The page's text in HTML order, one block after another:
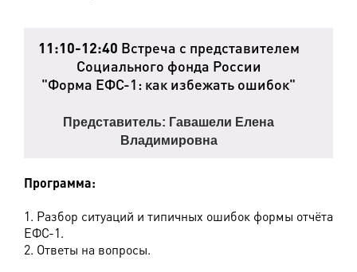
11:10-12:40 Встреча с представителем
Социального фонда России
"Форма ЕФС-1: как избежать ошибок"
Представитель: Гавашели Елена
Владимировна
Программа:
1. Разбор ситуаций и типичных ошибок формы отчёта
ЕФС-1.
2. Ответы на вопросы.